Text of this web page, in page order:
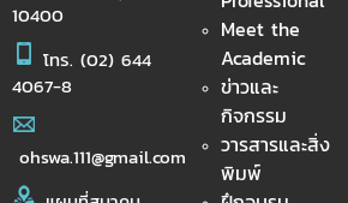
10400
โทร. (02) 644
4067-8
ohswa.111@gmail.com
Meet the
Academic
ข่าวและ
กิจกรรม
วารสารและสิ่ง
พิมพ์